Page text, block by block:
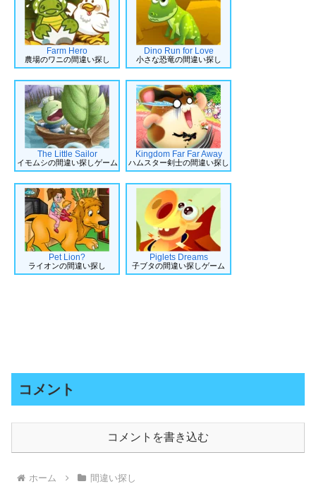
Farm Hero
農場のワニの間違い探し
Dino Run for Love
小さな恐竜の間違い探し
The Little Sailor
イモムシの間違い探しゲーム
Kingdom Far Far Away
ハムスター剣士の間違い探し
Pet Lion?
ライオンの間違い探し
Piglets Dreams
子ブタの間違い探しゲーム
コメント
コメントを書き込む
ホーム 間違い探し